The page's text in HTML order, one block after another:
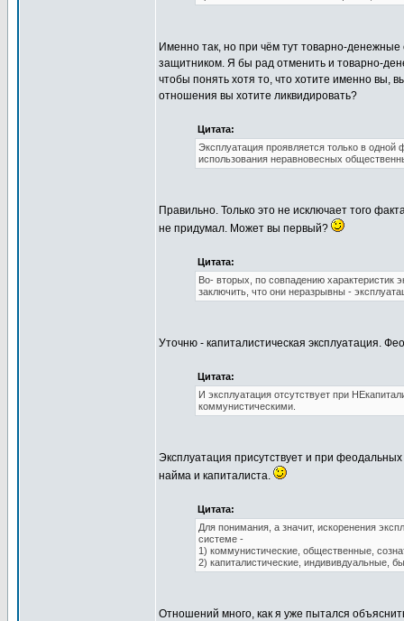
Именно так, но при чём тут товарно-
защитником. Я бы рад отменить и товарно-
чтобы понять хотя то, что хотите именно вы,
отношения вы хотите ликвидировать?
Цитата:
Эксплуатация проявляется только в
использования неравновесных
Правильно. Только это не исключает того
не придумал. Может вы первый?
Цитата:
Во- вторых, по совпадению характеристик
заключить, что они неразрывны -
Уточню - капиталистическая эксплуатация.
Цитата:
И эксплуатация отсутствует при
коммунистическими.
Эксплуатация присутствует и при
найма и капиталиста.
Цитата:
Для понимания, а значит, искоренения
системе -
1) коммунистические, общественные,
2) капиталистические, индививдуальные,
Отношений много, как я уже пытался